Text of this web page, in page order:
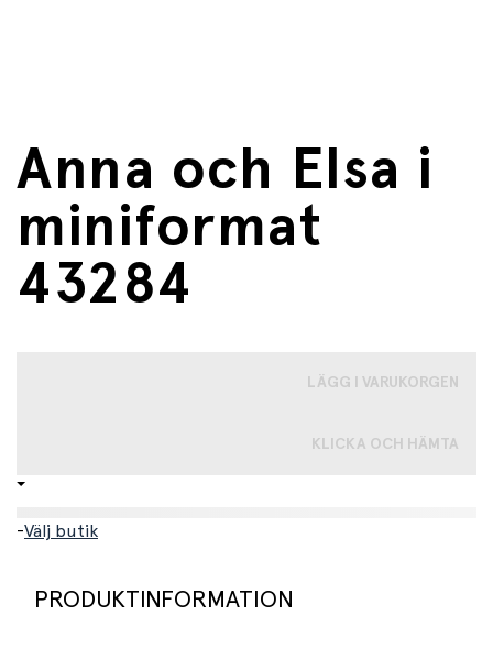
Anna och Elsa i
miniformat
43284
LÄGG I VARUKORGEN
KLICKA OCH HÄMTA
-Välj butik
PRODUKTINFORMATION